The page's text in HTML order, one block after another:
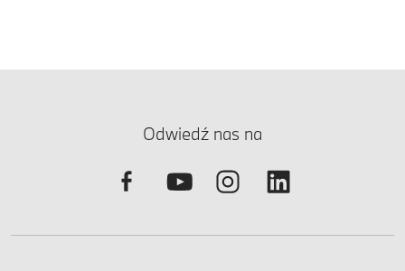
Odwiedź nas na